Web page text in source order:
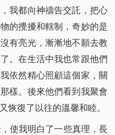
我都向神禱告交託，把心
的攪擾和轄制，奇妙的是
有亮光，漸漸地不願去教
。在生活中我也常跟他們
依然精心照顧這個家，關
樣。後來他們看到我聚會
恢復了以往的溫馨和睦。
使我明白了一些真理，長